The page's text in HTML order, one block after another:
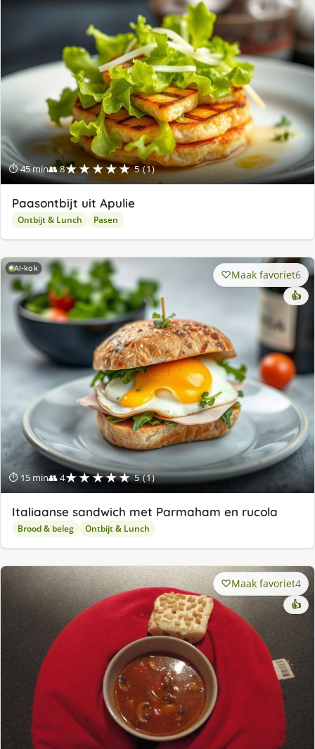
⏱ 45 min👥 8★★★★★ 5 (1)
Paasontbijt uit Apulie
Ontbijt & Lunch Pasen
AI-kok
⏱ 15 min👥 4★★★★★ 5 (1)
Maak favoriet6
👍
Italiaanse sandwich met Parmaham en rucola
Brood & beleg Ontbijt & Lunch
Maak favoriet4
👍